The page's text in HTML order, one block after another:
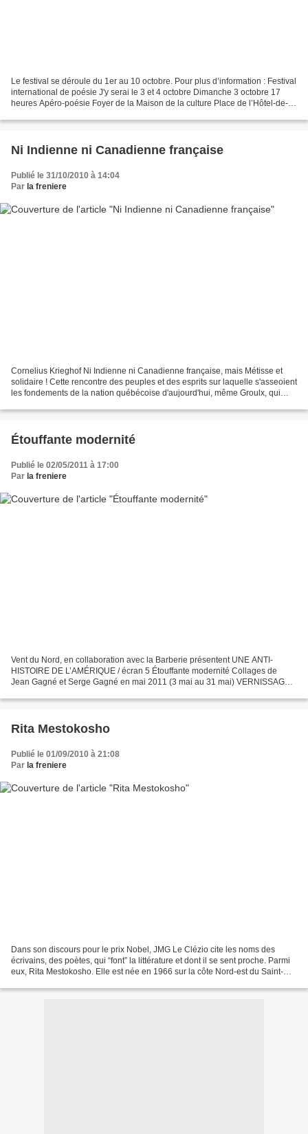
Le festival se déroule du 1er au 10 octobre. Pour plus d’information : Festival
international de poésie J'y serai le 3 et 4 octobre Dimanche 3 octobre 17
heures Apéro-poésie Foyer de la Maison de la culture Place de l’Hôtel-de-
Ni Indienne ni Canadienne française
Publié le 31/10/2010 à 14:04
Par la freniere
Cornelius Krieghof Ni Indienne ni Canadienne française, mais Métisse et
solidaire ! Cette rencontre des peuples et des esprits sur laquelle s'asseoient
les fondements de la nation québécoise d'aujourd'hui, même Groulx, qui
Étouffante modernité
Publié le 02/05/2011 à 17:00
Par la freniere
Vent du Nord, en collaboration avec la Barberie présentent UNE ANTI-
HISTOIRE DE L’AMÉRIQUE / écran 5 Étouffante modernité Collages de
Jean Gagné et Serge Gagné en mai 2011 (3 mai au 31 mai) VERNISSAGE
Rita Mestokosho
Publié le 01/09/2010 à 21:08
Par la freniere
Dans son discours pour le prix Nobel, JMG Le Clézio cite les noms des
écrivains, des poètes, qui “font” la littérature et dont il se sent proche. Parmi
eux, Rita Mestokosho. Elle est née en 1966 sur la côte Nord-est du Saint-